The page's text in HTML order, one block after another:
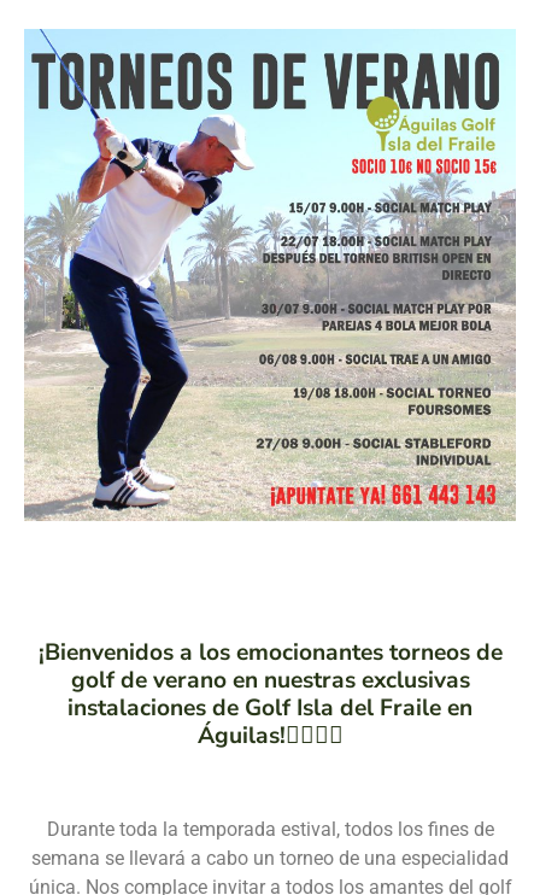
¡Bienvenidos a los emocionantes torneos de
golf de verano en nuestras exclusivas
instalaciones de Golf Isla del Fraile en
Águilas!🏌️‍♂️⛳️🌞
Durante toda la temporada estival, todos los fines de
semana se llevará a cabo un torneo de una especialidad
única. Nos complace invitar a todos los amantes del golf